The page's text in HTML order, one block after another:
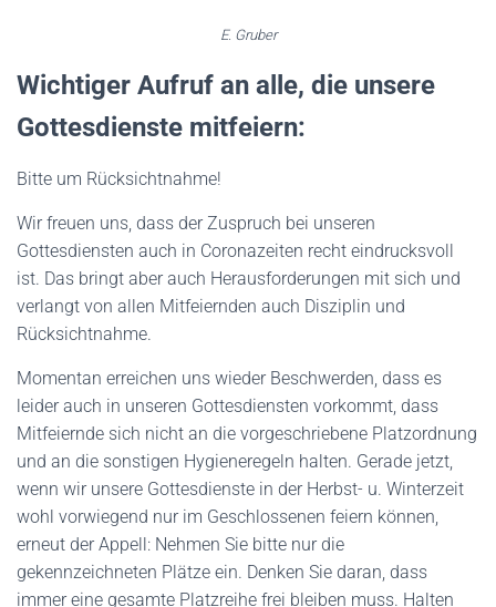
E. Gruber
Wichtiger Aufruf an alle, die unsere
Gottesdienste mitfeiern:
Bitte um Rücksichtnahme!
Wir freuen uns, dass der Zuspruch bei unseren
Gottesdiensten auch in Coronazeiten recht eindrucksvoll
ist. Das bringt aber auch Herausforderungen mit sich und
verlangt von allen Mitfeiernden auch Disziplin und
Rücksichtnahme.
Momentan erreichen uns wieder Beschwerden, dass es
leider auch in unseren Gottesdiensten vorkommt, dass
Mitfeiernde sich nicht an die vorgeschriebene Platzordnung
und an die sonstigen Hygieneregeln halten. Gerade jetzt,
wenn wir unsere Gottesdienste in der Herbst- u. Winterzeit
wohl vorwiegend nur im Geschlossenen feiern können,
erneut der Appell: Nehmen Sie bitte nur die
gekennzeichneten Plätze ein. Denken Sie daran, dass
immer eine gesamte Platzreihe frei bleiben muss. Halten